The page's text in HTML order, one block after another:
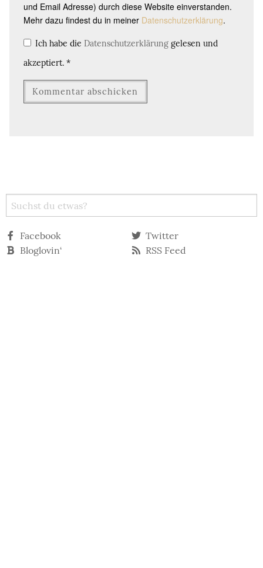
und Email Adresse) durch diese Website einverstanden.
Mehr dazu findest du in meiner Datenschutzerklärung.
Ich habe die Datenschutzerklärung gelesen und
akzeptiert. *
Facebook
Twitter
Bloglovin‘
RSS Feed